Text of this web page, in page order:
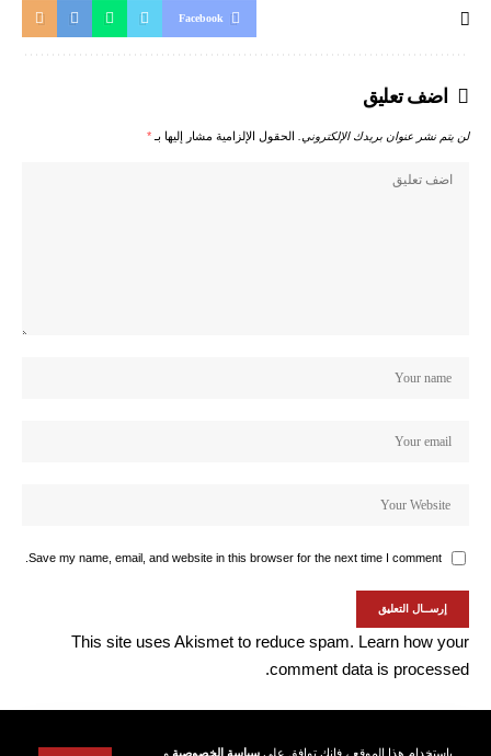
باستخدام هذا الموقع ، فإنك توافق على سياسة الخصوصية و
Facebook
اضف تعليق
لن يتم نشر عنوان بريدك الإلكتروني. الحقول الإلزامية مشار إليها بـ*
Save my name, email, and website in this browser for the next time I comment.
This site uses Akismet to reduce spam. Learn how your
comment data is processed.